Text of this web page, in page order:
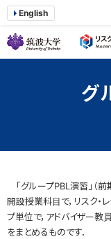
筑波大学大
English
グ
「グループPBL演習」（
開設授業科目で，リスク・
プ単位で，アドバイザー
をまとめるものです．